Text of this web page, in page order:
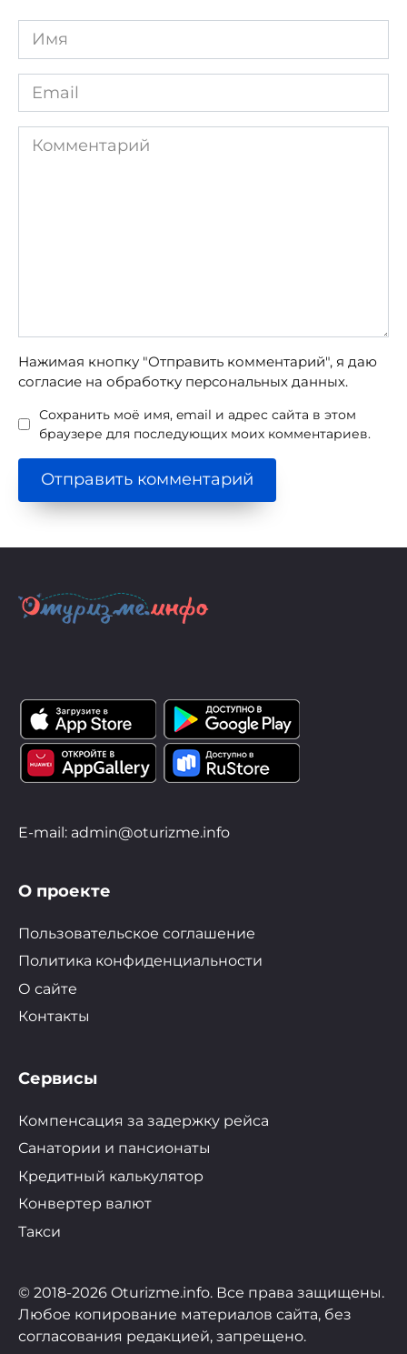
Имя
*
Email
*
Комментарий
Нажимая кнопку "Отправить комментарий", я даю
согласие на обработку персональных данных.
Сохранить моё имя, email и адрес сайта в этом
браузере для последующих моих комментариев.
E-mail: admin@oturizme.info
О проекте
Пользовательское соглашение
Политика конфиденциальности
О сайте
Контакты
Сервисы
Компенсация за задержку рейса
Санатории и пансионаты
Кредитный калькулятор
Конвертер валют
Такси
© 2018-2026 Oturizme.info. Все права защищены.
Любое копирование материалов сайта, без
согласования редакцией, запрещено.